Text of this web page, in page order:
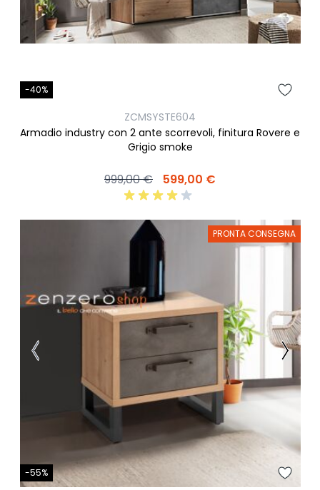
-40%
ZCMSYSTE604
Armadio industry con 2 ante scorrevoli, finitura Rovere e
Grigio smoke
999,00 € 599,00 €
PRONTA CONSEGNA
-55%